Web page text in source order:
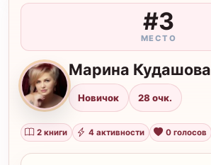
#3
МЕСТО
М Марина Кудашова
Новичок 28 очк.
2 книги 4 активности 0 голосов